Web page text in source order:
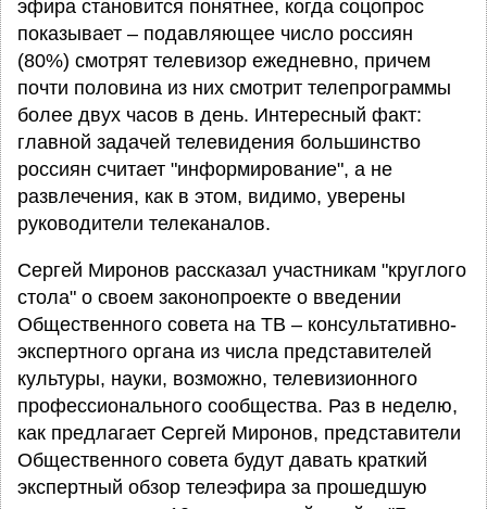
эфира становится понятнее, когда соцопрос
показывает – подавляющее число россиян
(80%) смотрят телевизор ежедневно, причем
почти половина из них смотрит телепрограммы
более двух часов в день. Интересный факт:
главной задачей телевидения большинство
россиян считает "информирование", а не
развлечения, как в этом, видимо, уверены
руководители телеканалов.
Сергей Миронов рассказал участникам "круглого
стола" о своем законопроекте о введении
Общественного совета на ТВ – консультативно-
экспертного органа из числа представителей
культуры, науки, возможно, телевизионного
профессионального сообщества. Раз в неделю,
как предлагает Сергей Миронов, представители
Общественного совета будут давать краткий
экспертный обзор телеэфира за прошедшую